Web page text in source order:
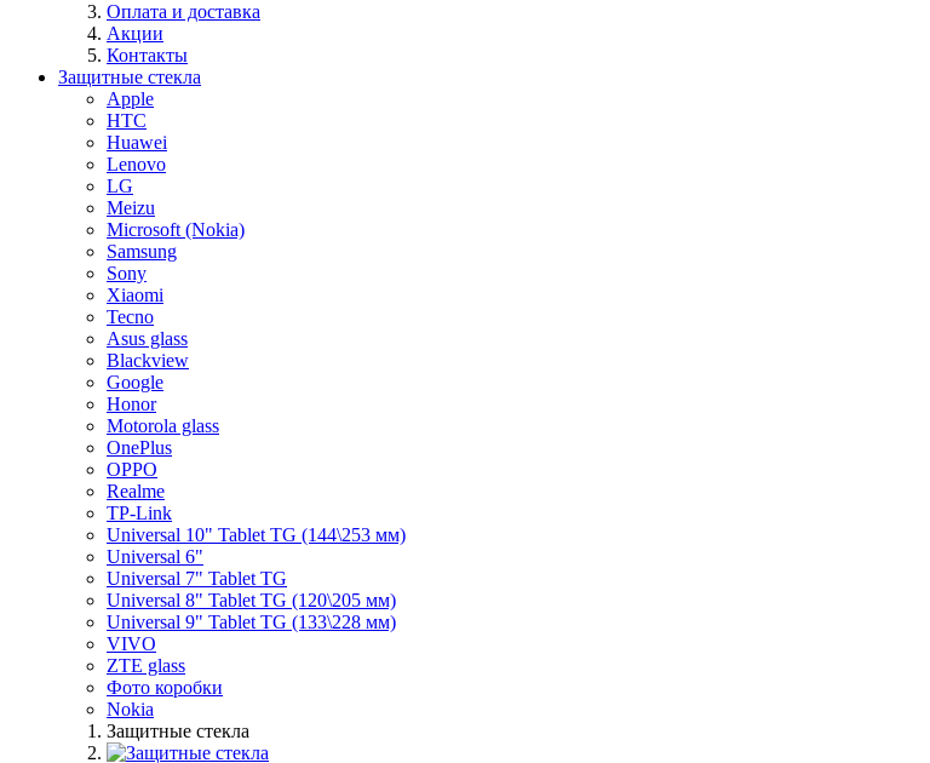
Оплата и доставка
Акции
Контакты
Защитные стекла
Apple
HTC
Huawei
Lenovo
LG
Meizu
Microsoft (Nokia)
Samsung
Sony
Xiaomi
Tecno
Asus glass
Blackview
Google
Honor
Motorola glass
OnePlus
OPPO
Realme
TP-Link
Universal 10" Tablet TG (144\253 мм)
Universal 6"
Universal 7" Tablet TG
Universal 8" Tablet TG (120\205 мм)
Universal 9" Tablet TG (133\228 мм)
VIVO
ZTE glass
Фото коробки
Nokia
Защитные стекла